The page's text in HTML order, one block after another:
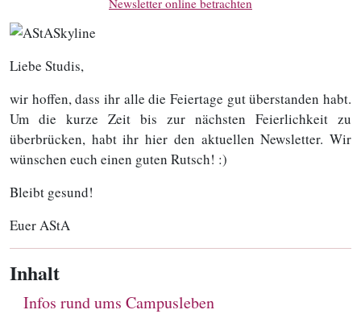
Newsletter online betrachten
Liebe Studis,
wir hoffen, dass ihr alle die Feiertage gut überstanden habt.
Um die kurze Zeit bis zur nächsten Feierlichkeit zu
überbrücken, habt ihr hier den aktuellen Newsletter. Wir
wünschen euch einen guten Rutsch! :)
Bleibt gesund!
Euer AStA
Inhalt
Infos rund ums Campusleben